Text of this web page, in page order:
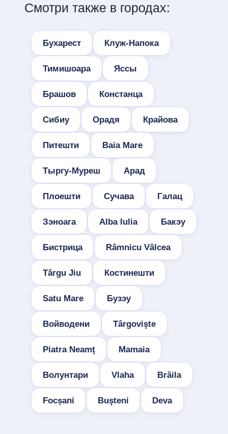
Смотри также в городах:
Бухарест Клуж-Напока
Тимишоара Яссы
Брашов Констанца
Сибиу Орадя Крайова
Питешти Baia Mare
Тыргу-Муреш Арад
Плоешти Сучава Галац
Зэноага Alba Iulia Бакэу
Бистрица Râmnicu Vâlcea
Târgu Jiu Костинешти
Satu Mare Бузэу
Войводени Târgovişte
Piatra Neamţ Mamaia
Волунтари Vlaha Brăila
Focșani Buşteni Deva